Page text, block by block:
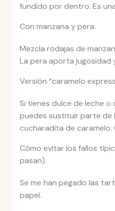
fundido por dentro. Es
Con manzana y pera.
Mezcla rodajas de
La pera aporta jugosidad
Versión “caramelo
Si tienes dulce de leche o
puedes sustituir parte de
cucharadita de caramelo.
Cómo evitar los fallos
pasan).
Se me han pegado las
papel.